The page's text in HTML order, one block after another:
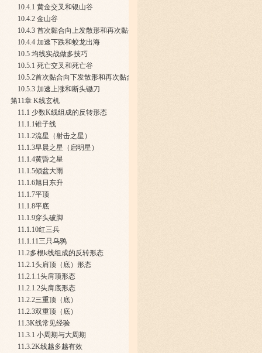
10.4.1 黄金交叉和银山谷
10.4.2 金山谷
10.4.3 首次黏合向上发散形和再次黏合向上发散形
10.4.4 加速下跌和蛟龙出海
10.5 均线实战做多技巧
10.5.1 死亡交叉和死亡谷
10.5.2首次黏合向下发散形和再次黏合向下发散形
10.5.3 加速上涨和断头锄刀
第11章 K线玄机
11.1 少数K线组成的反转形态
11.1.1锥子线
11.1.2流星（射击之星）
11.1.3早晨之星（启明星）
11.1.4黄昏之星
11.1.5倾盆大雨
11.1.6旭日东升
11.1.7平顶
11.1.8平底
11.1.9穿头破脚
11.1.10红三兵
11.1.11三只乌鸦
11.2多根k线组成的反转形态
11.2.1头肩顶（底）形态
11.2.1.1头肩顶形态
11.2.1.2头肩底形态
11.2.2三重顶（底）
11.2.3双重顶（底）
11.3K线常见经验
11.3.1 小周期与大周期
11.3.2K线越多越有效